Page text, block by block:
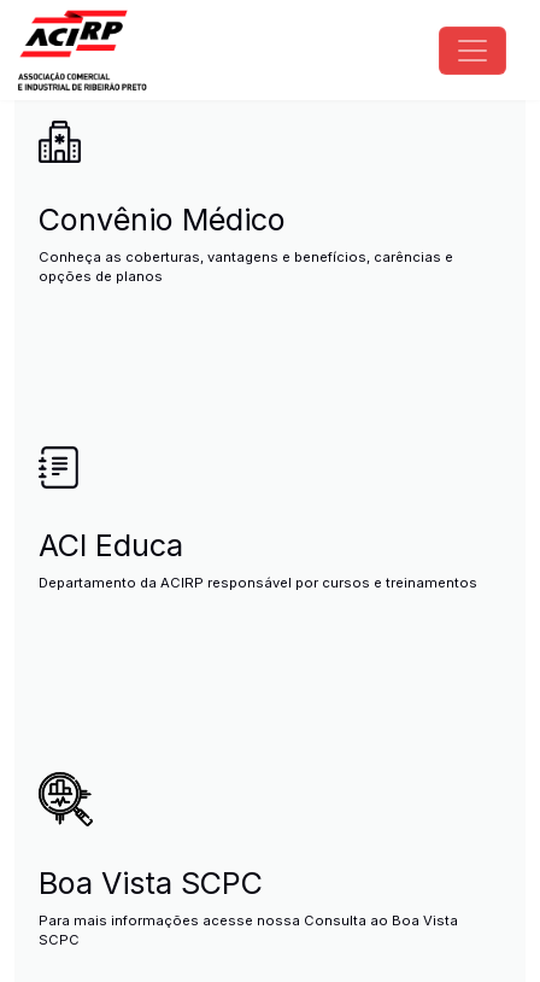
Pular para o conteúdo principal
ACIRP - Associação Comercial
Convênio Médico
Conheça as coberturas, vantagens e benefícios, carências e
opções de planos
ACI Educa
Departamento da ACIRP responsável por cursos e treinamentos
Boa Vista SCPC
Para mais informações acesse nossa Consulta ao Boa Vista
SCPC